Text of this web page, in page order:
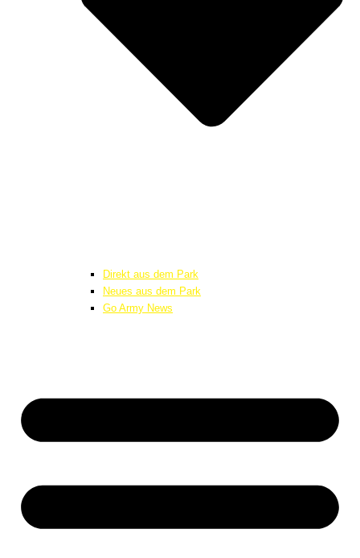
Direkt aus dem Park
Neues aus dem Park
Go Army News